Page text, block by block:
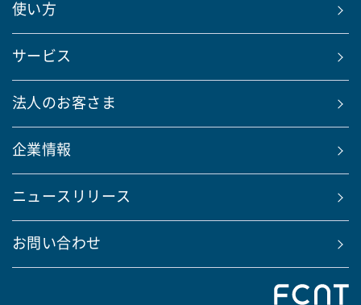
使い方
サービス
法人のお客さま
企業情報
ニュースリリース
お問い合わせ